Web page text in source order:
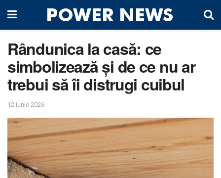
Rândunica la casă: ce
simbolizează și de ce nu ar
trebui să îi distrugi cuibul
12 iunie 2026